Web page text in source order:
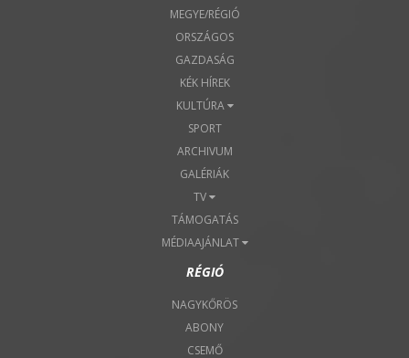
MEGYE/RÉGIÓ
ORSZÁGOS
GAZDASÁG
KÉK HÍREK
KULTÚRA
SPORT
ARCHIVUM
GALÉRIÁK
TV
TÁMOGATÁS
MÉDIAAJÁNLAT
RÉGIÓ
NAGYKŐRÖS
ABONY
CSEMŐ